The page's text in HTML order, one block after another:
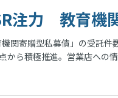
注力 教育機
関寄贈型私募債」の受託
から積極推進。営業店への